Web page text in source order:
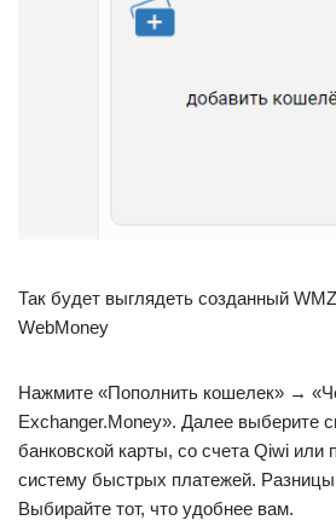
Так будет выглядеть созданный
WebMoney
Нажмите «Пополнить кошелек» →
Exchanger.Money». Далее выберите
банковской карты, со счета Qiwi или
систему быстрых платежей.
Выбирайте тот, что удобнее вам.